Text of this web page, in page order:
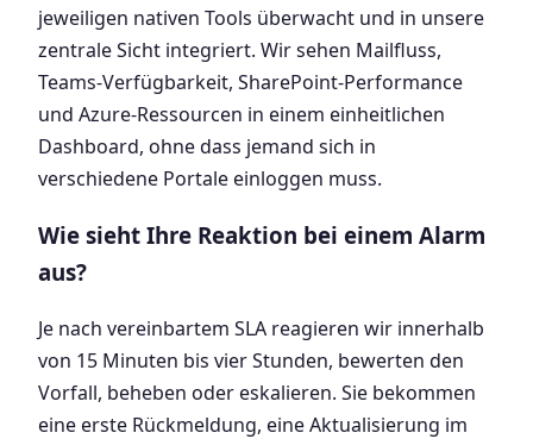
jeweiligen nativen Tools überwacht und in unsere
zentrale Sicht integriert. Wir sehen Mailfluss,
Teams-Verfügbarkeit, SharePoint-Performance
und Azure-Ressourcen in einem einheitlichen
Dashboard, ohne dass jemand sich in
verschiedene Portale einloggen muss.
Wie sieht Ihre Reaktion bei einem Alarm
aus?
Je nach vereinbartem SLA reagieren wir innerhalb
von 15 Minuten bis vier Stunden, bewerten den
Vorfall, beheben oder eskalieren. Sie bekommen
eine erste Rückmeldung, eine Aktualisierung im